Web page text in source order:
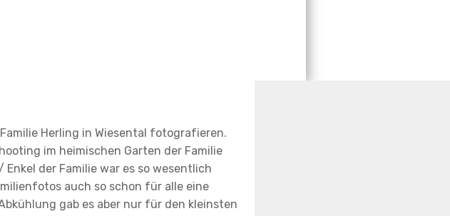
Herling in Wiesental fotografieren.
im heimischen Garten der Familie
der Familie war es so wesentlich
auch so schon für alle eine
gab es aber nur für den kleinsten